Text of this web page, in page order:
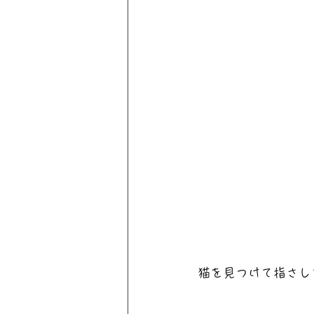
猫を見つけて指さ